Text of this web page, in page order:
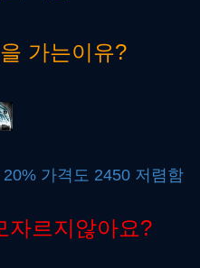
가는이유?
가격도 2450 저렴함
자르지않아요?